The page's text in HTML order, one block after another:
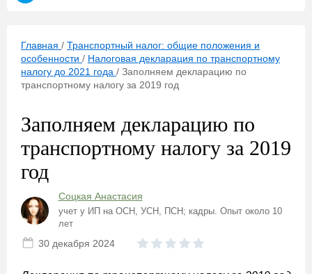
Главная / Транспортный налог: общие положения и
особенности / Налоговая декларация по транспортному
налогу до 2021 года / Заполняем декларацию по
транспортному налогу за 2019 год
Заполняем декларацию по
транспортному налогу за 2019
год
Соцкая Анастасия
учет у ИП на ОСН, УСН, ПСН; кадры. Опыт около 10
лет
30 декабря 2024